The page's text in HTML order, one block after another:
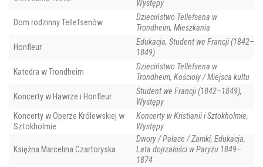
Występy
Dom rodzinny Tellefsenów
Dzieciństwo Tellefsena w
Trondheim, Mieszkania
Honfleur
Edukacja, Student we Francji (1842–
1849)
Katedra w Trondheim
Dzieciństwo Tellefsena w
Trondheim, Kościoły / Miejsca kultu
Koncerty w Hawrze i Honfleur
Student we Francji (1842–1849),
Występy
Koncerty w Operze Królewskiej w
Sztokholmie
Koncerty w Kristianii i Sztokholmie,
Występy
Księżna Marcelina Czartoryska
Dwory / Pałace / Zamki, Edukacja,
Lata dojrzałości w Paryżu 1849–
1874